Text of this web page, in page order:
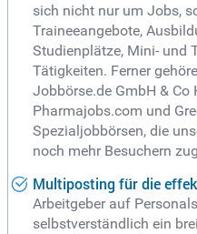
sich nicht nur um Jobs,
Traineeangebote,
Studienplätze, Mini- und
Tätigkeiten. Ferner
Jobbörse.de GmbH & Co
Pharmajobs.com und
Spezialjobbörsen, die
noch mehr Besuchern
Multiposting für die
Arbeitgeber auf
selbstverständlich ein